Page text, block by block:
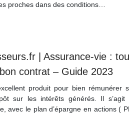
proches dans des conditions…
| Assurance-vie :
contrat – Guide 2023
produit pour bien rémunérer
sur les intérêts générés. Il s’agit
avec le plan d’épargne en actions (